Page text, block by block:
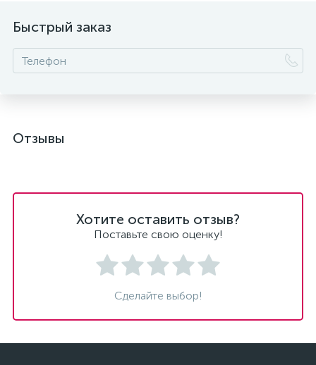
Быстрый заказ
Отзывы
Хотите оставить отзыв?
Поставьте свою оценку!
Сделайте выбор!